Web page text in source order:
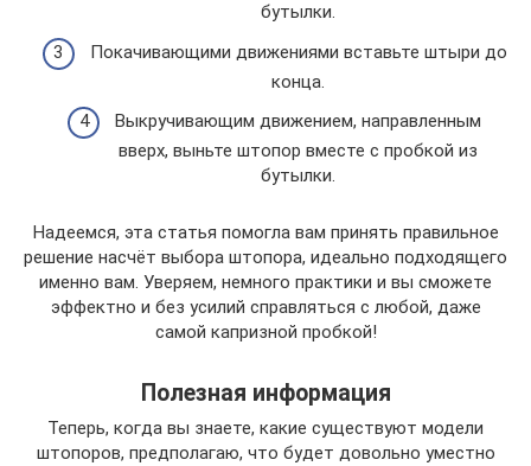
бутылки.
Покачивающими движениями вставьте штыри до
конца.
Выкручивающим движением, направленным
вверх, выньте штопор вместе с пробкой из
бутылки.
Надеемся, эта статья помогла вам принять правильное
решение насчёт выбора штопора, идеально подходящего
именно вам. Уверяем, немного практики и вы сможете
эффектно и без усилий справляться с любой, даже
самой капризной пробкой!
Полезная информация
Теперь, когда вы знаете, какие существуют модели
штопоров, предполагаю, что будет довольно уместно